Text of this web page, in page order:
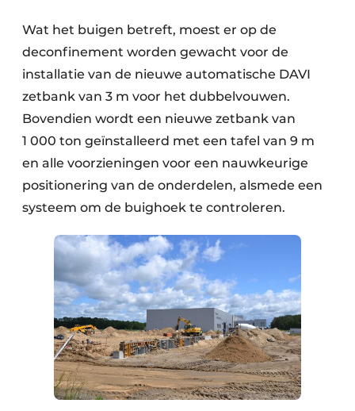
Wat het buigen betreft, moest er op de
deconfinement worden gewacht voor de
installatie van de nieuwe automatische DAVI
zetbank van 3 m voor het dubbelvouwen.
Bovendien wordt een nieuwe zetbank van
1 000 ton geïnstalleerd met een tafel van 9 m
en alle voorzieningen voor een nauwkeurige
positionering van de onderdelen, alsmede een
systeem om de buighoek te controleren.